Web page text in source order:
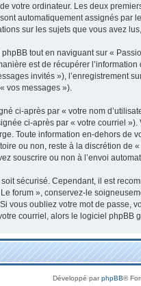
votre ordinateur. Les deux
automatiquement assignés
sur les sujets que vous avez
tout en naviguant sur «
est de récupérer
invités »), l’enregistrement
vos messages »).
ci-après par « votre nom
ci-après par « votre courriel
Toute information en-dehors de
ou non, reste à la discrétion
souscrire ou non à l’envoi
sécurisé. Cependant, il est
forum », conservez-le
vous oubliez votre mot de
courriel, alors le logiciel
Développé parphpBB®